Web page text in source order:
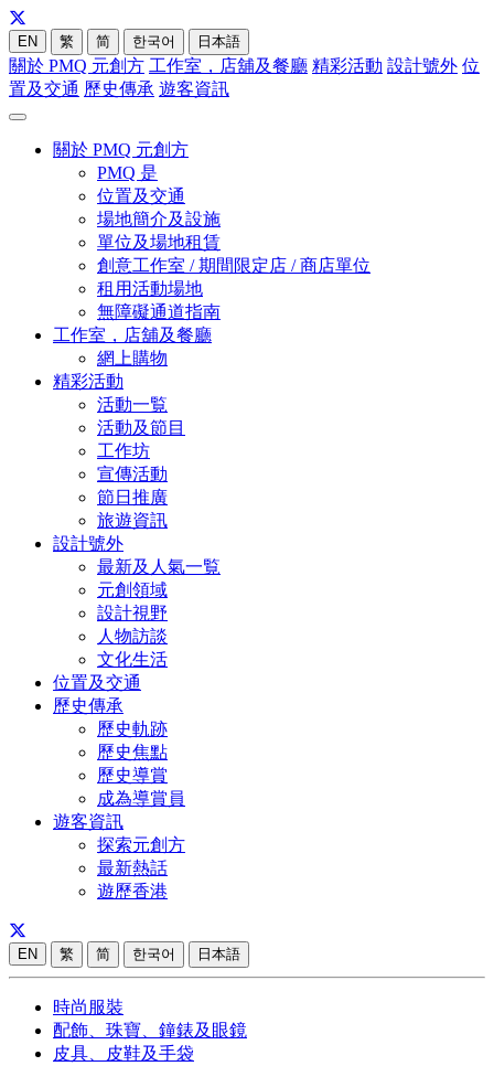
EN 繁 简 한국어 日本語
關於 PMQ 元創方 工作室，店舖及餐廳 精彩活動 設計號外 位
置及交通 歷史傳承 遊客資訊
關於 PMQ 元創方
PMQ 是
位置及交通
場地簡介及設施
單位及場地租賃
創意工作室 / 期間限定店 / 商店單位
租用活動場地
無障礙通道指南
工作室，店舖及餐廳
網上購物
精彩活動
活動一覧
活動及節目
工作坊
宣傳活動
節日推廣
旅遊資訊
設計號外
最新及人氣一覧
元創領域
設計視野
人物訪談
文化生活
位置及交通
歷史傳承
歷史軌跡
歷史焦點
歷史導賞
成為導賞員
遊客資訊
探索元創方
最新熱話
遊歷香港
EN 繁 简 한국어 日本語
時尚服裝
配飾、珠寶、鐘錶及眼鏡
皮具、皮鞋及手袋